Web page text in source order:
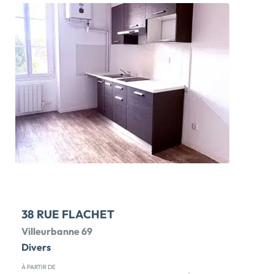
ville connectée, rythmée par sa vie locale, ses
commerces et ses parcs animés. Avec près de 60 000
empois et 150 000 habitants, elle a réussi en 30 ans
une transformation totale pour devenir l'une des villes
les plus attractives du Grand Lyon. Irriguée par une
offre de transports exceptionnelle (2 lignes de métro,4
lignes de tramway, une connexion directe à l'aéroport
de Lyon- Saint Exupéry), Villeurbanne devient le lieu en
vue ! A 10 minutes du métro Flachet, découvrez Néo,
votre nouvelle résidence intimiste, idéale pour vous
installer en famille ! Néo propose 23 appartements
neufs, du 2 au 5 pièces, chacun prolongé d'un espace
extérieur. Réalisez votre projet […] Voir le programme
38 RUE FLACHET
Villeurbanne 69
Divers
À PARTIR DE